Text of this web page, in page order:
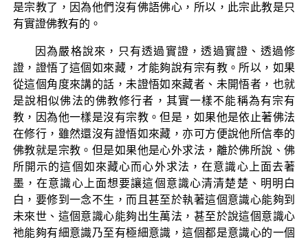
是宗教了，因為他們沒有佛語佛心，所以，此宗此教是只
有實證佛教有的。
因為嚴格說來，只有透過實證，透過實證、透過修
證，證悟了這個如來藏，才能夠說有宗有教。所以，如果
從這個角度來講的話，未證悟如來藏者、未開悟者，也就
是說相似佛法的佛教修行者，其實一樣不能稱為有宗有
教，因為他一樣是沒有宗教。但是，如果他是依止著佛法
在修行，雖然還沒有證悟如來藏，亦可方便說他所信奉的
佛教就是宗教。但是如果他是心外求法，離於佛所說、佛
所開示的這個如來藏心而心外求法，在意識心上面去著
墨，在意識心上面想要讓這個意識心清清楚楚、明明白
白，要修到一念不生，而且甚至於執著這個意識心能夠到
未來世、這個意識心能夠出生萬法，甚至於說這個意識心
祂能夠有細意識乃至有極細意識，這個都是意識心的一個